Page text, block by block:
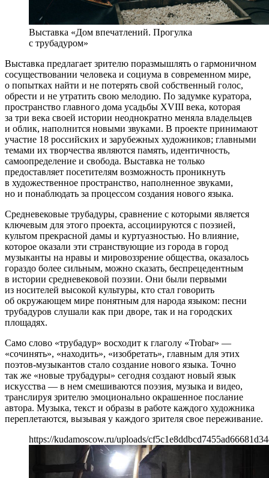
Выставка «Дом впечатлений. Прогулка
с трубадуром»
Выставка предлагает зрителю поразмышлять о гармоничном
сосуществовании человека и социума в современном мире,
о попытках найти и не потерять свой собственный голос,
обрести и не утратить свою мелодию. По задумке куратора,
пространство главного дома усадьбы XVIII века, которая
за три века своей истории неоднократно меняла владельцев
и облик, наполнится новыми звуками. В проекте принимают
участие 18 российских и зарубежных художников; главными
темами их творчества являются память, идентичность,
самоопределение и свобода. Выставка не только
предоставляет посетителям возможность проникнуть
в художественное пространство, наполненное звуками,
но и понаблюдать за процессом создания нового языка.
Средневековые трубадуры, сравнение с которыми является
ключевым для этого проекта, ассоциируются с поэзией,
культом прекрасной дамы и куртуазностью. Но влияние,
которое оказали эти странствующие из города в город
музыканты на нравы и мировоззрение общества, оказалось
гораздо более сильным, можно сказать, беспрецедентным
в истории средневековой поэзии. Они были первыми
из носителей высокой культуры, кто стал говорить
об окружающем мире понятным для народа языком: песни
трубадуров слушали как при дворе, так и на городских
площадях.
Само слово «трубадур» восходит к глаголу «Trobar» —
«сочинять», «находить», «изобретать», главным для этих
поэтов-музыкантов стало создание нового языка. Точно
так же «новые трубадуры» сегодня создают новый язык
искусства — в нем смешиваются поэзия, музыка и видео,
транслируя зрителю эмоционально окрашенное послание
автора. Музыка, текст и образы в работе каждого художника
переплетаются, вызывая у каждого зрителя свое переживание.
https://kudamoscow.ru/uploads/